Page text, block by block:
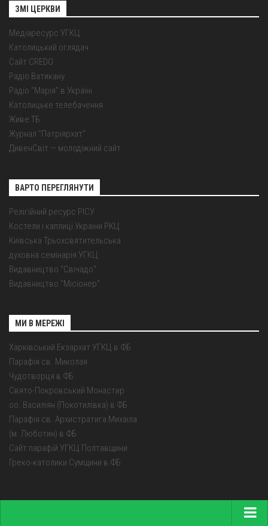
ЗМІ ЦЕРКВИ
Медіаресурс УГКЦ
Католицький оглядач
Сайт CREDO
Радіо Ватикану
Радіо "Марія" в Україні
Католицьке телебачення
Живе ТБ
Журнал "Патріярхат"
ДивенСвіт — молодіжний сайт
ВАРТО ПЕРЕГЛЯНУТИ
Релігійний ресурс РІСУ
Костели і каплиці України РКЦ
Київська Трьохсвятительська
духовна семінарія УГКЦ
Видавництво "Свічадо"
Видавництво "Місіонер"
МИ В МЕРЕЖІ
Харківський Екзархат УГКЦ в ФБ
Парафія св. Миколая
Чудотворця в ФБ
Свято-Покровський Монастир
оо. Василіян (Покотилівка) в ФБ
Парафія св. Архистратига Михаїла
(м. Люботин) в ФБ
Сайт парафій УГКЦ Полтавщини
Греко-католики Сумщини в ФБ